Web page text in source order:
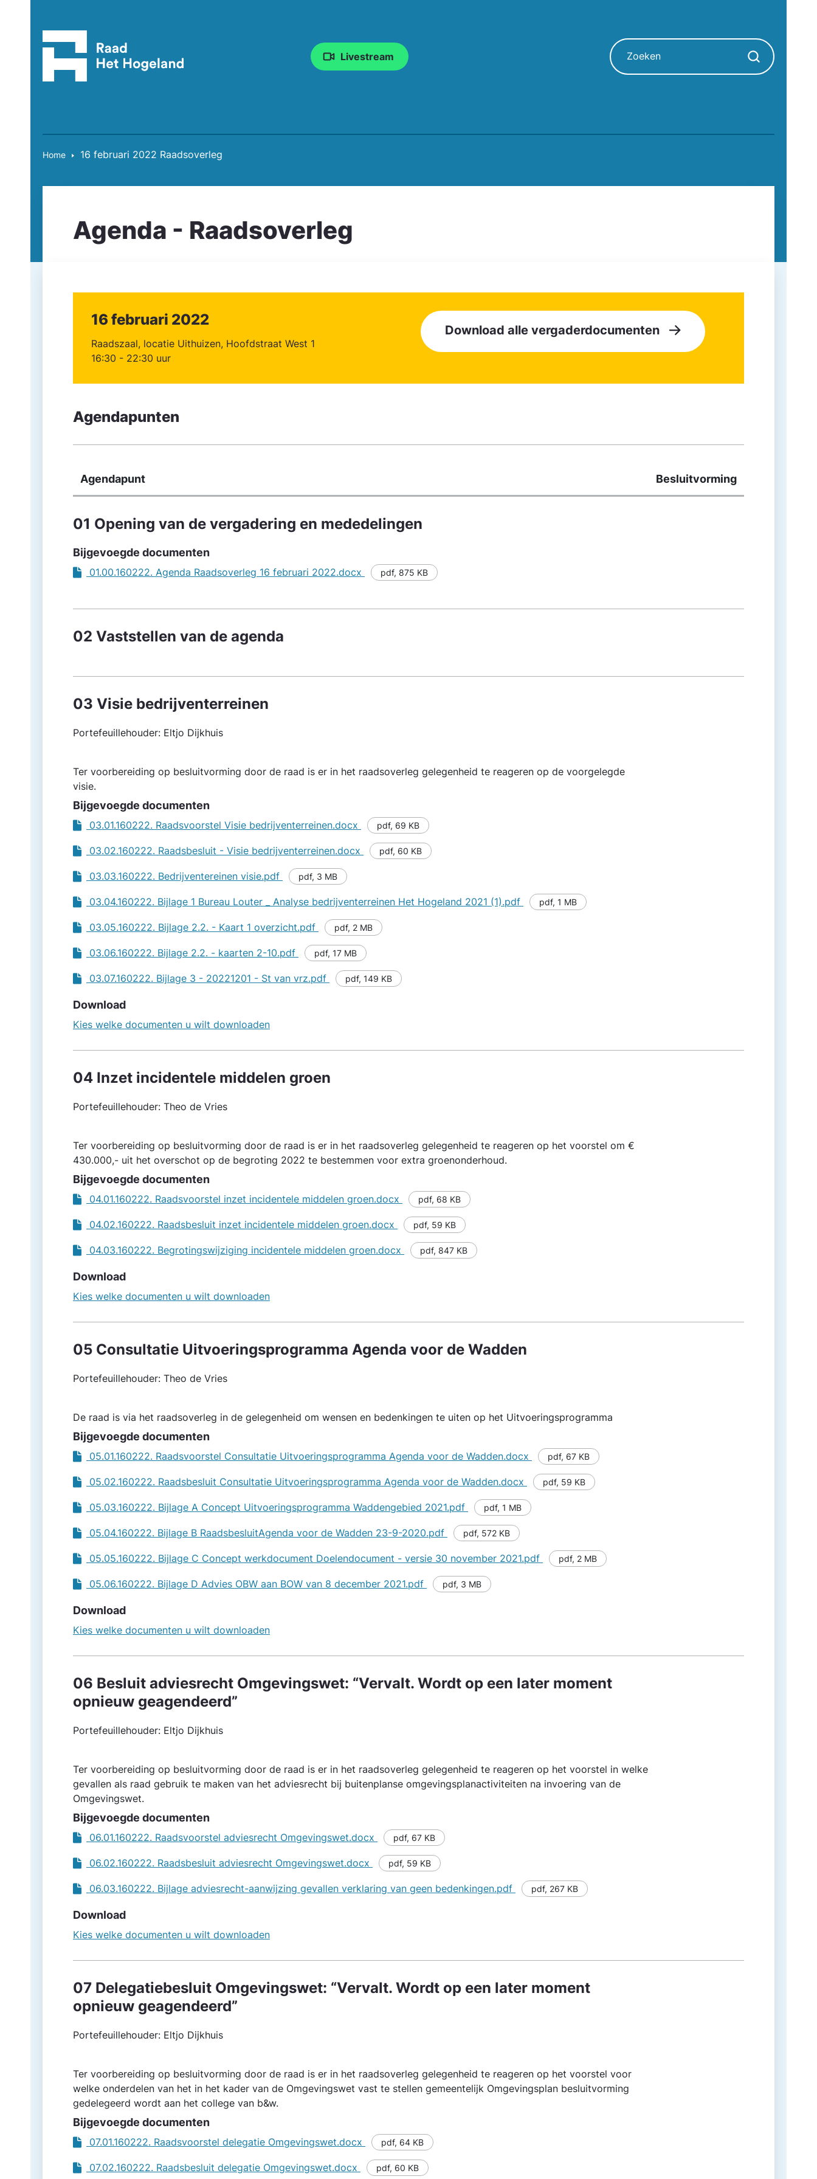
Livestream
Zoeken
Zoekopdracht
Home 16 februari 2022 Raadsoverleg
Agenda - Raadsoverleg
16 februari 2022
Raadszaal, locatie Uithuizen, Hoofdstraat West 1
16:30 - 22:30 uur
Download alle vergaderdocumenten
Agendapunten
Agendapunt Besluitvorming
01 Opening van de vergadering en mededelingen
Bijgevoegde documenten
01.00.160222. Agenda Raadsoverleg 16 februari 2022.docx pdf, 875 KB
02 Vaststellen van de agenda
03 Visie bedrijventerreinen
Portefeuillehouder: Eltjo Dijkhuis
Ter voorbereiding op besluitvorming door de raad is er in het raadsoverleg gelegenheid te reageren op de voorgelegde
visie.
Bijgevoegde documenten
03.01.160222. Raadsvoorstel Visie bedrijventerreinen.docx pdf, 69 KB
03.02.160222. Raadsbesluit - Visie bedrijventerreinen.docx pdf, 60 KB
03.03.160222. Bedrijventereinen visie.pdf pdf, 3 MB
03.04.160222. Bijlage 1 Bureau Louter _ Analyse bedrijventerreinen Het Hogeland 2021 (1).pdf pdf, 1 MB
03.05.160222. Bijlage 2.2. - Kaart 1 overzicht.pdf pdf, 2 MB
03.06.160222. Bijlage 2.2. - kaarten 2-10.pdf pdf, 17 MB
03.07.160222. Bijlage 3 - 20221201 - St van vrz.pdf pdf, 149 KB
Download
Kies welke documenten u wilt downloaden
04 Inzet incidentele middelen groen
Portefeuillehouder: Theo de Vries
Ter voorbereiding op besluitvorming door de raad is er in het raadsoverleg gelegenheid te reageren op het voorstel om €
430.000,- uit het overschot op de begroting 2022 te bestemmen voor extra groenonderhoud.
Bijgevoegde documenten
04.01.160222. Raadsvoorstel inzet incidentele middelen groen.docx pdf, 68 KB
04.02.160222. Raadsbesluit inzet incidentele middelen groen.docx pdf, 59 KB
04.03.160222. Begrotingswijziging incidentele middelen groen.docx pdf, 847 KB
Download
Kies welke documenten u wilt downloaden
05 Consultatie Uitvoeringsprogramma Agenda voor de Wadden
Portefeuillehouder: Theo de Vries
De raad is via het raadsoverleg in de gelegenheid om wensen en bedenkingen te uiten op het Uitvoeringsprogramma
Bijgevoegde documenten
05.01.160222. Raadsvoorstel Consultatie Uitvoeringsprogramma Agenda voor de Wadden.docx pdf, 67 KB
05.02.160222. Raadsbesluit Consultatie Uitvoeringsprogramma Agenda voor de Wadden.docx pdf, 59 KB
05.03.160222. Bijlage A Concept Uitvoeringsprogramma Waddengebied 2021.pdf pdf, 1 MB
05.04.160222. Bijlage B RaadsbesluitAgenda voor de Wadden 23-9-2020.pdf pdf, 572 KB
05.05.160222. Bijlage C Concept werkdocument Doelendocument - versie 30 november 2021.pdf pdf, 2 MB
05.06.160222. Bijlage D Advies OBW aan BOW van 8 december 2021.pdf pdf, 3 MB
Download
Kies welke documenten u wilt downloaden
06 Besluit adviesrecht Omgevingswet: “Vervalt. Wordt op een later moment
opnieuw geagendeerd”
Portefeuillehouder: Eltjo Dijkhuis
Ter voorbereiding op besluitvorming door de raad is er in het raadsoverleg gelegenheid te reageren op het voorstel in welke
gevallen als raad gebruik te maken van het adviesrecht bij buitenplanse omgevingsplanactiviteiten na invoering van de
Omgevingswet.
Bijgevoegde documenten
06.01.160222. Raadsvoorstel adviesrecht Omgevingswet.docx pdf, 67 KB
06.02.160222. Raadsbesluit adviesrecht Omgevingswet.docx pdf, 59 KB
06.03.160222. Bijlage adviesrecht-aanwijzing gevallen verklaring van geen bedenkingen.pdf pdf, 267 KB
Download
Kies welke documenten u wilt downloaden
07 Delegatiebesluit Omgevingswet: “Vervalt. Wordt op een later moment
opnieuw geagendeerd”
Portefeuillehouder: Eltjo Dijkhuis
Ter voorbereiding op besluitvorming door de raad is er in het raadsoverleg gelegenheid te reageren op het voorstel voor
welke onderdelen van het in het kader van de Omgevingswet vast te stellen gemeentelijk Omgevingsplan besluitvorming
gedelegeerd wordt aan het college van b&w.
Bijgevoegde documenten
07.01.160222. Raadsvoorstel delegatie Omgevingswet.docx pdf, 64 KB
07.02.160222. Raadsbesluit delegatie Omgevingswet.docx pdf, 60 KB